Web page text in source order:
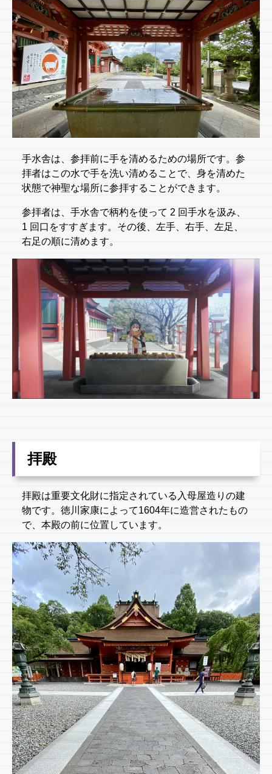
手水舎は、参拝前に手を清めるための場所です。参
拝者はこの水で手を洗い清めることで、身を清めた
状態で神聖な場所に参拝することができます。
参拝者は、手水舎で柄杓を使って 2 回手水を汲み、
1 回口をすすぎます。その後、左手、右手、左足、
右足の順に清めます。
拝殿
拝殿は重要文化財に指定されている入母屋造りの建
物です。徳川家康によって1604年に造営されたもの
で、本殿の前に位置しています。